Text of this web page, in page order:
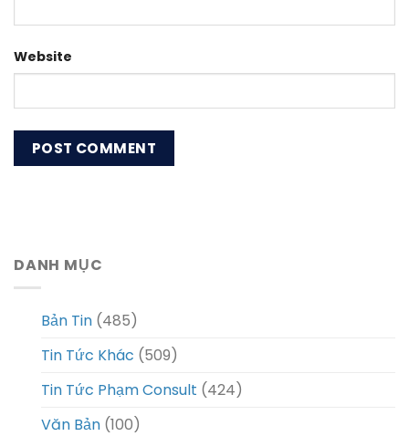
Website
DANH MỤC
Bản Tin (485)
Tin Tức Khác (509)
Tin Tức Phạm Consult (424)
Văn Bản (100)